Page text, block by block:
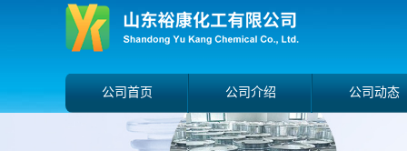
公司首页 公司介绍 公司动态